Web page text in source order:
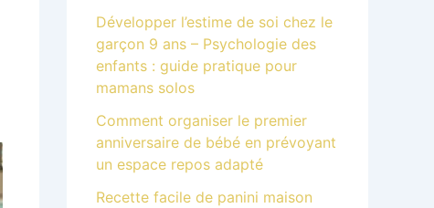
Développer l’estime de soi chez le
garçon 9 ans – Psychologie des
enfants : guide pratique pour
mamans solos
Comment organiser le premier
anniversaire de bébé en prévoyant
un espace repos adapté
Recette facile de panini maison